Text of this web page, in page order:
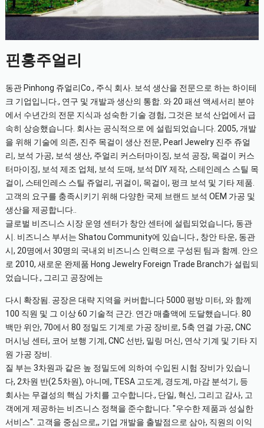
핀홍주얼리
동관 Pinhong 쥬얼리Co., 주식 회사. 보석 생산을 전문으로 하는 하이테
크 기업입니다., 연구 및 개발과 생산의 통합. 와 20 패션 액세서리 분야
에서 수년간의 전문 지식과 성숙한 기술 경험, 그것은 보석 산업에서 급
속히 상승했습니다. 회사는 공식적으로 에 설립되었습니다. 2005, 개발
을 위해 기술에 의존, 진주 목걸이 생산 전문, Pearl Jewelry 진주 쥬얼
리, 보석 가공, 보석 생산, 주얼리 커스터마이징, 보석 공장, 목걸이 커스
터마이징, 보석 제조 업체, 보석 도매, 보석 DIY 제작, 스테인레스 스틸 목
걸이, 스테인레스 스틸 쥬얼리, 귀걸이, 목걸이, 펑크 보석 및 기타 제품.
고객의 요구를 충족시키기 위해 다양한 국제 브랜드 보석 OEM 가공 및
생산을 제공합니다..
글로벌 비즈니스 시장 운영 센터가 창안 센터에 설립되었습니다, 동관
시. 비즈니스 부서는 Shatou Community에 있습니다., 창안 타운, 동관
시, 20명에서 30명의 국내외 비즈니스 인력으로 구성된 팀과 함께. 안으
로 2010, 새로운 완제품 Hong Jewelry Foreign Trade Branch가 설립되
었습니다., 그리고 공장에는
다시 확장됨. 공장은 대략 지역을 커버합니다 5000 평방 미터, 와 함께
100 직원 및 그 이상 60 기술적 근간. 연간 매출액에 도달했습니다. 80
백만 위안, 70에서 80 정밀도 기계로 가공 장비로, 5축 연결 가공, CNC
머시닝 센터, 코어 보행 기계, CNC 선반, 밀링 머신, 연삭 기계 및 기타 지
원 가공 장비.
질 부는 3차원과 같은 높 정밀도에 의하여 수입된 시험 장비가 있습니
다, 2차원 반(2.5차원), 아니메, TESA 고도계, 경도계, 마감 분석기, 등
회사는 무결성의 핵심 가치를 고수합니다., 단일, 혁신, 그리고 감사, 고
객에게 제공하는 비즈니스 정책을 준수합니다. "우수한 제품과 성실한
서비스". 고객을 중심으로,, 기업 개발을 출발점으로 삼아, 직원의 이익